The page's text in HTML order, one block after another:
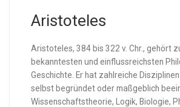
Aristoteles
Aristoteles, 384 bis 322 v. Chr., gehört
bekanntesten und einflussreichsten
Geschichte. Er hat zahlreiche
selbst begründet oder maßgeblich
Wissenschaftstheorie, Logik, Biologie,